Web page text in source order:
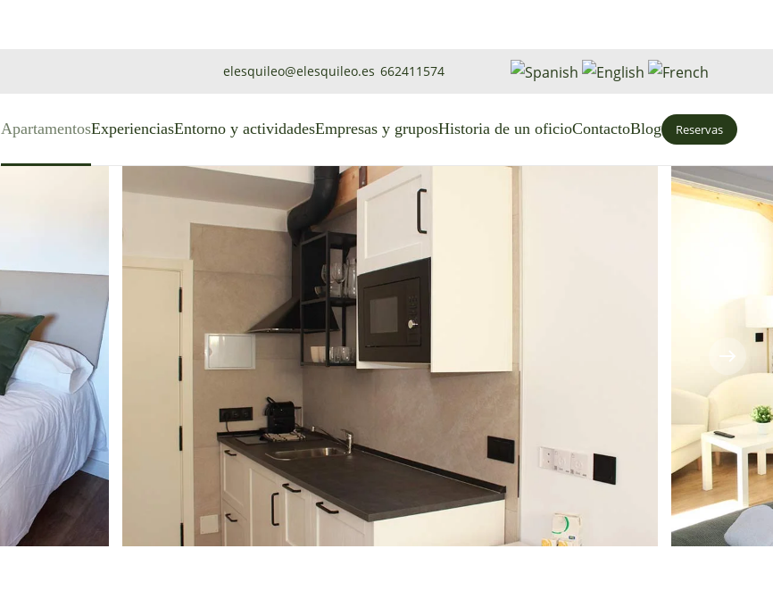
elesquileo@elesquileo.es 662411574
ApartamentosExperienciasEntorno y actividadesEmpresas y gruposHistoria de un oficioContactoBlog Reservas